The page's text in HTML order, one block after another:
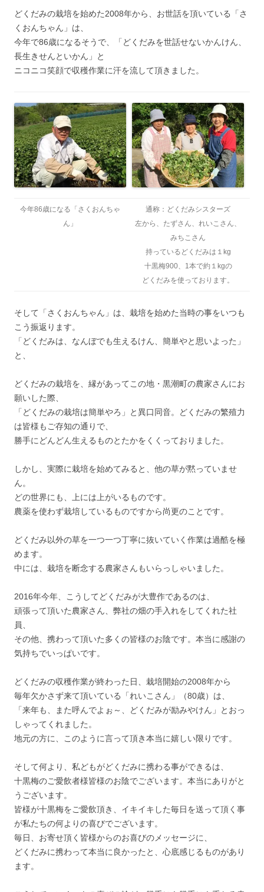
どくだみの栽培を始めた2008年から、お世話を頂いている「さ
くおんちゃん」は、
今年で86歳になるそうで、「どくだみを世話せないかんけん、
長生きせんといかん」と
ニコニコ笑顔で収穫作業に汗を流して頂きました。
今年86歳になる「さくおんちゃ
ん」
通称：どくだみシスターズ
左から、たずさん、れいこさん、
みちこさん
持っているどくだみは１kg
十黒梅900、1本で約１kgの
どくだみを使っております。
そして「さくおんちゃん」は、栽培を始めた当時の事をいつも
こう振返ります。
「どくだみは、なんぼでも生えるけん、簡単やと思いよった」
と、
どくだみの栽培を、縁があってこの地・黒潮町の農家さんにお
願いした際、
「どくだみの栽培は簡単やろ」と異口同音。どくだみの繁殖力
は皆様もご存知の通りで、
勝手にどんどん生えるものとたかをくくっておりました。
しかし、実際に栽培を始めてみると、他の草が黙っていませ
ん。
どの世界にも、上には上がいるものです。
農薬を使わず栽培しているものですから尚更のことです。
どくだみ以外の草を一つ一つ丁寧に抜いていく作業は過酷を極
めます。
中には、栽培を断念する農家さんもいらっしゃいました。
2016年今年、こうしてどくだみが大豊作であるのは、
頑張って頂いた農家さん、弊社の畑の手入れをしてくれた社
員、
その他、携わって頂いた多くの皆様のお陰です。本当に感謝の
気持ちでいっぱいです。
どくだみの収穫作業が終わった日、栽培開始の2008年から
毎年欠かさず来て頂いている「れいこさん」（80歳）は、
「来年も、また呼んでよぉ～、どくだみが励みやけん」とおっ
しゃってくれました。
地元の方に、このように言って頂き本当に嬉しい限りです。
そして何より、私どもがどくだみに携わる事ができるは、
十黒梅のご愛飲者様皆様のお陰でございます。本当にありがと
うございます。
皆様が十黒梅をご愛飲頂き、イキイキした毎日を送って頂く事
が私たちの何よりの喜びでございます。
毎日、お寄せ頂く皆様からのお喜びのメッセージに、
どくだみに携わって本当に良かったと、心底感じるものがあり
ます。